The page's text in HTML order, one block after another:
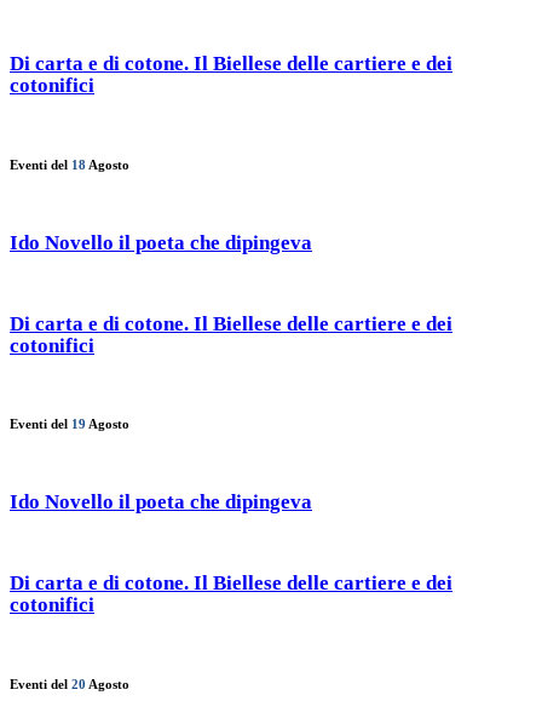
Di carta e di cotone. Il Biellese delle cartiere e dei
cotonifici
Eventi del 18 Agosto
Ido Novello il poeta che dipingeva
Di carta e di cotone. Il Biellese delle cartiere e dei
cotonifici
Eventi del 19 Agosto
Ido Novello il poeta che dipingeva
Di carta e di cotone. Il Biellese delle cartiere e dei
cotonifici
Eventi del 20 Agosto